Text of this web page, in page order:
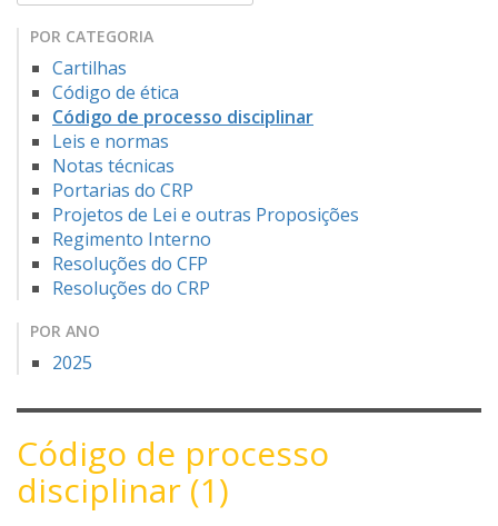
POR CATEGORIA
Cartilhas
Código de ética
Código de processo disciplinar
Leis e normas
Notas técnicas
Portarias do CRP
Projetos de Lei e outras Proposições
Regimento Interno
Resoluções do CFP
Resoluções do CRP
POR ANO
2025
Código de processo
disciplinar (1)